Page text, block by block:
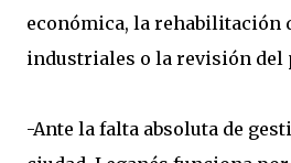
económica, la rehabilitación
industriales o la revisión del
-Ante la falta absoluta de